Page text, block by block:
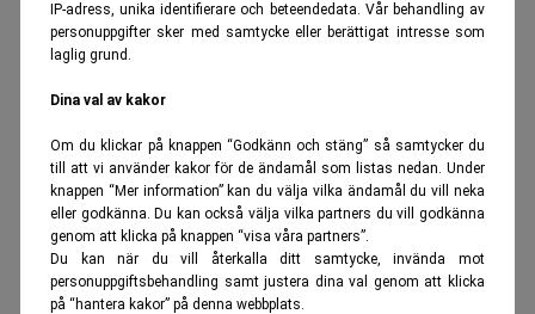
IP-adress, unika identifierare och beteendedata. Vår behandling av
personuppgifter sker med samtycke eller berättigat intresse som
laglig grund.
Dina val av kakor
Om du klickar på knappen “Godkänn och stäng” så samtycker du
till att vi använder kakor för de ändamål som listas nedan. Under
knappen “Mer information” kan du välja vilka ändamål du vill neka
eller godkänna. Du kan också välja vilka partners du vill godkänna
genom att klicka på knappen “visa våra partners”.
Du kan när du vill återkalla ditt samtycke, invända mot
personuppgiftsbehandling samt justera dina val genom att klicka
på “hantera kakor” på denna webbplats.